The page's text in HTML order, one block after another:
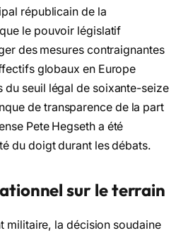
républicain de la
le pouvoir législatif
des mesures contraignantes
globaux en Europe
du seuil légal de soixante-seize
de transparence de la part
Pete Hegseth a été
du doigt durant les débats.
sur le terrain
militaire, la décision soudaine